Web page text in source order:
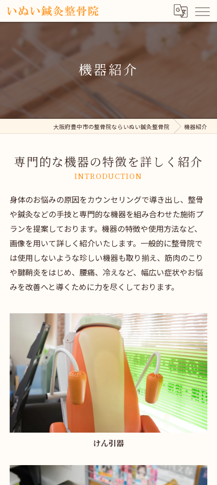
機器紹介
大阪府豊中市の整骨院ならいぬい鍼灸整骨院 機器紹介
専門的な機器の特徴を詳しく紹介
INTRODUCTION
身体のお悩みの原因をカウンセリングで導き出し、整骨
や鍼灸などの手技と専門的な機器を組み合わせた施術プ
ランを提案しております。機器の特徴や使用方法など、
画像を用いて詳しく紹介いたします。一般的に整骨院で
は使用しないような珍しい機器も取り揃え、筋肉のこり
や腱鞘炎をはじめ、腰痛、冷えなど、幅広い症状やお悩
みを改善へと導くために力を尽くしております。
けん引器